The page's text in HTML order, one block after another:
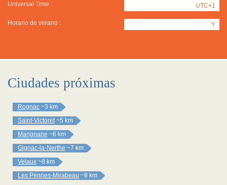
Universal Time : UTC+1
Horario de verano : Y
Ciudades próximas
Rognac ~3 km
Saint-Victoret ~5 km
Marignane ~6 km
Gignac-la-Nerthe ~7 km
Velaux ~8 km
Les Pennes-Mirabeau ~8 km